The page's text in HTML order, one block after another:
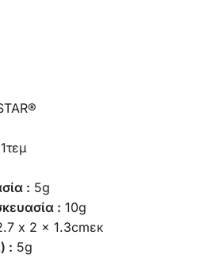
1τεμ
: 5g
: 10g
x 2 x 1.3cmεκ
: 5g